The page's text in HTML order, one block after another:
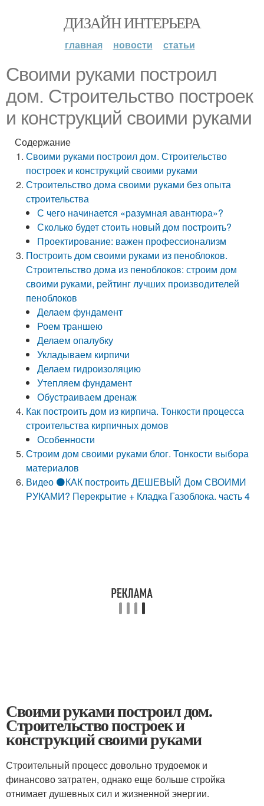
ДИЗАЙН ИНТЕРЬЕРА
главная новости статьи
Своими руками построил
дом. Строительство построек
и конструкций своими руками
Содержание
Своими руками построил дом. Строительство
построек и конструкций своими руками
Строительство дома своими руками без опыта
строительства
С чего начинается «разумная авантюра»?
Сколько будет стоить новый дом построить?
Проектирование: важен профессионализм
Построить дом своими руками из пеноблоков.
Строительство дома из пеноблоков: строим дом
своими руками, рейтинг лучших производителей
пеноблоков
Делаем фундамент
Роем траншею
Делаем опалубку
Укладываем кирпичи
Делаем гидроизоляцию
Утепляем фундамент
Обустраиваем дренаж
Как построить дом из кирпича. Тонкости процесса
строительства кирпичных домов
Особенности
Строим дом своими руками блог. Тонкости выбора
материалов
Видео ⚫КАК построить ДЕШЕВЫЙ Дом СВОИМИ
РУКАМИ? Перекрытие + Кладка Газоблока. часть 4
Своими руками построил дом.
Строительство построек и
конструкций своими руками
Строительный процесс довольно трудоемок и
финансово затратен, однако еще больше стройка
отнимает душевных сил и жизненной энергии.